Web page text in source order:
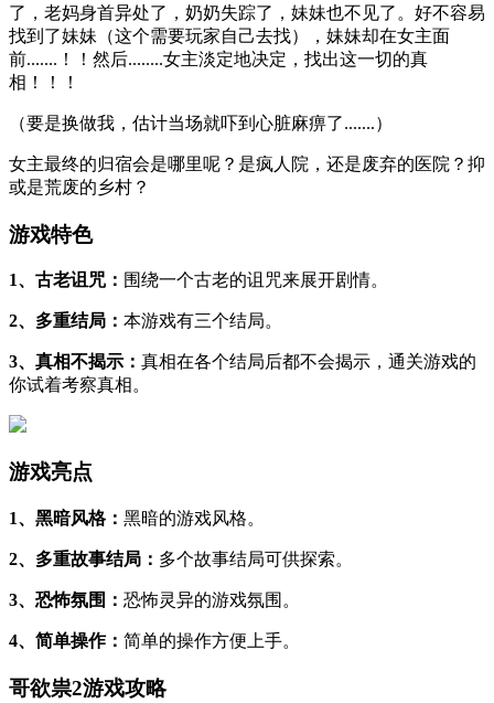
了，老妈身首异处了，奶奶失踪了，妹妹也不见了。好不容易
找到了妹妹（这个需要玩家自己去找），妹妹却在女主面
前.......！！然后........女主淡定地决定，找出这一切的真
相！！！
（要是换做我，估计当场就吓到心脏麻痹了.......）
女主最终的归宿会是哪里呢？是疯人院，还是废弃的医院？抑
或是荒废的乡村？
游戏特色
1、古老诅咒： 围绕一个古老的诅咒来展开剧情。
2、多重结局： 本游戏有三个结局。
3、真相不揭示： 真相在各个结局后都不会揭示，通关游戏的
你试着考察真相。
游戏亮点
1、黑暗风格： 黑暗的游戏风格。
2、多重故事结局： 多个故事结局可供探索。
3、恐怖氛围： 恐怖灵异的游戏氛围。
4、简单操作： 简单的操作方便上手。
哥欲祟2游戏攻略